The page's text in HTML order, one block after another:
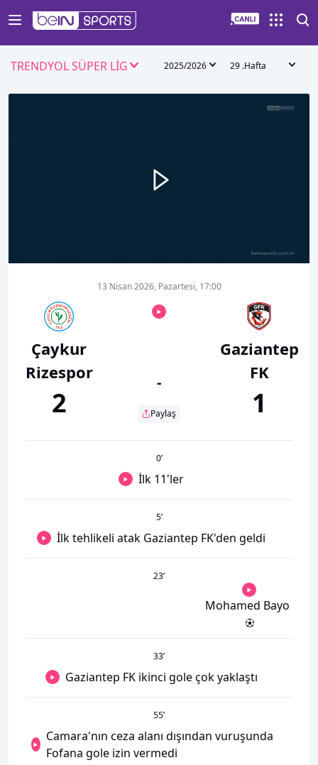
TRENDYOL SÜPER LİG 2025/2026 29 .Hafta
Çaykur
Rizespor
2
13 Nisan 2026, Pazartesi, 17:00
-
Paylaş
Gaziantep
FK
1
0’
İlk 11'ler
5’
İlk tehlikeli atak Gaziantep FK'den geldi
23’
Mohamed Bayo
33’
Gaziantep FK ikinci gole çok yaklaştı
55’
Camara'nın ceza alanı dışından vuruşunda
Fofana gole izin vermedi